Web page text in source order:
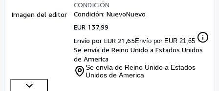
Imagen del editor
CONDICIÓN
Condición: NuevoNuevo
EUR 137,99
Envío por EUR 21,65Envío por EUR 21,65
Se envía de Reino Unido a Estados Unidos
de America
Se envía de Reino Unido a Estados
Unidos de America